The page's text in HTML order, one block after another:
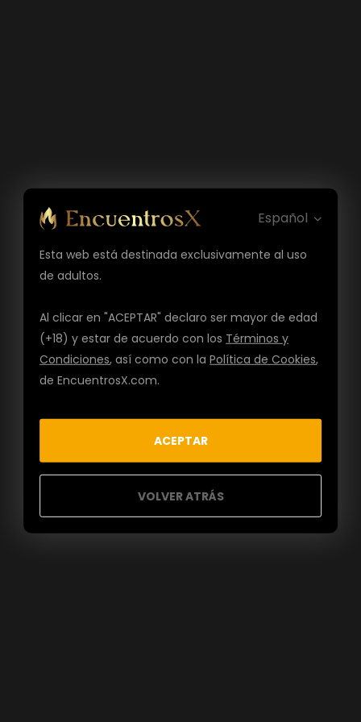
Español
Esta web está destinada exclusivamente al uso
de adultos.
Al clicar en "ACEPTAR" declaro ser mayor de edad
(+18) y estar de acuerdo con los Términos y
Condiciones, así como con laPolítica de Cookies,
de EncuentrosX.com.
ACEPTAR
VOLVER ATRÁS